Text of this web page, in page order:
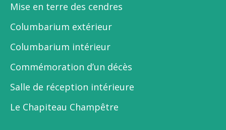
Mise en terre des cendres
Columbarium extérieur
Columbarium intérieur
Commémoration d’un décès
Salle de réception intérieure
Le Chapiteau Champêtre